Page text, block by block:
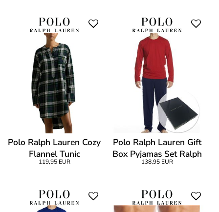
Polo Ralph Lauren Cozy
Flannel Tunic
119,95 EUR
Polo Ralph Lauren Gift
Box Pyjamas Set Ralph
Red
138,95 EUR